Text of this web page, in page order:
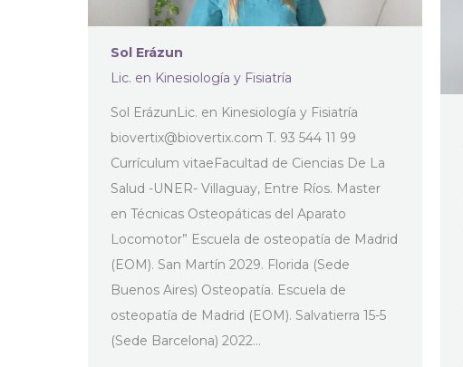
Sol Erázun
Lic. en Kinesiología y Fisiatría
Sol ErázunLic. en Kinesiología y Fisiatría
biovertix@biovertix.com T. 93 544 11 99
Currículum vitaeFacultad de Ciencias De La
Salud -UNER- Villaguay, Entre Ríos. Master
en Técnicas Osteopáticas del Aparato
Locomotor” Escuela de osteopatía de Madrid
(EOM). San Martín 2029. Florida (Sede
Buenos Aires) Osteopatía. Escuela de
osteopatía de Madrid (EOM). Salvatierra 15-5
(Sede Barcelona) 2022…